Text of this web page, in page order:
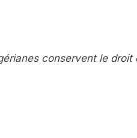
conservent le